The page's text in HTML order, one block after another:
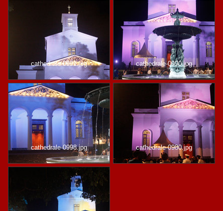
cathedrale-0991.jpg cathedrale-0990.jpg
cathedrale-0998.jpg cathedrale-0980.jpg